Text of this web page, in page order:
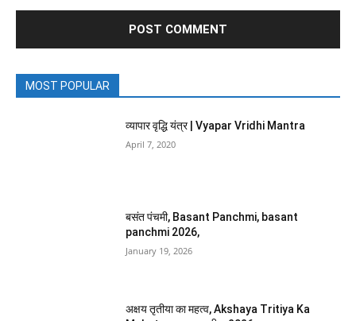
MOST POPULAR
व्यापार वृद्धि यंत्र | Vyapar Vridhi Mantra
April 7, 2020
बसंत पंचमी, Basant Panchmi, basant
panchmi 2026,
January 19, 2026
अक्षय तृतीया का महत्व, Akshaya Tritiya Ka